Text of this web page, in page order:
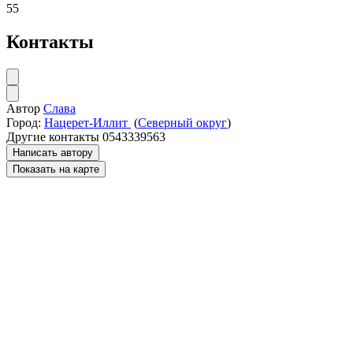
55
Контакты
Автор Слава
Город: Нацерет-Иллит (Северный округ)
Другие контакты 0543339563
Написать автору
Показать на карте